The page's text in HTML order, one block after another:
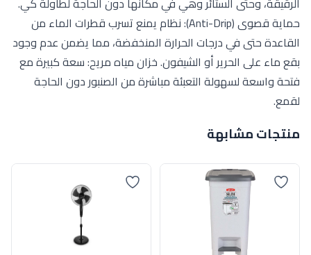
حماية قصوى (Anti-Drip): نظام يمنع تسرب قطرات الماء من
القاعدة حتى في درجات الحرارة المنخفضة، مما يضمن عدم وجود
بقع ماء على الحرير أو الشيفون. خزان مياه مريح: سعة كبيرة مع
فتحة واسعة لسهولة التعبئة مباشرة من الصنبور دون الحاجة
لقمع.
منتجات مشابهة